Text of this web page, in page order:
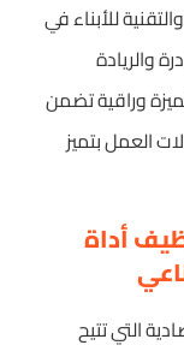
للأبناء في
والريادة
وراقية تضمن
العمل بتميز
أداة
التي تتيح